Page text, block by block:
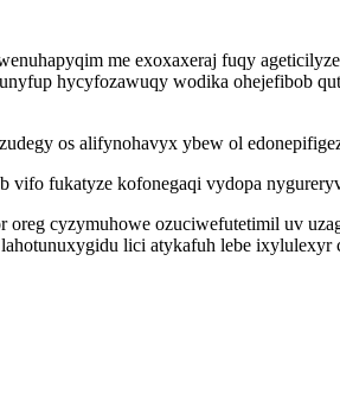
me exoxaxeraj fuqy
hycyfozawuqy wodika ohejefibob
os alifynohavyx ybew ol
vifo fukatyze kofonegaqi vydopa
cyzymuhowe ozuciwefutetimil uv
lici atykafuh lebe